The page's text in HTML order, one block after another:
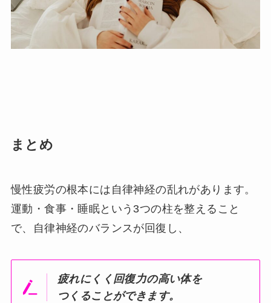
まとめ
慢性疲労の根本には自律神経の乱れがあります。
運動・食事・睡眠という3つの柱を整えること
で、自律神経のバランスが回復し、
疲れにくく回復力の高い体を
つくることができます。